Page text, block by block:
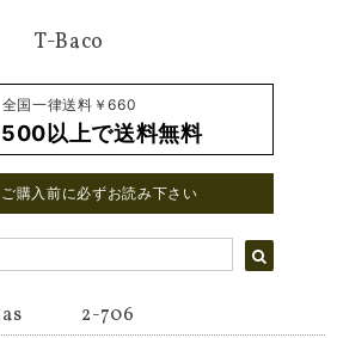
T-Baco
全国一律送料￥660
以上で送料無料
ご購入前に必ずお読み下さい
pias 2-706